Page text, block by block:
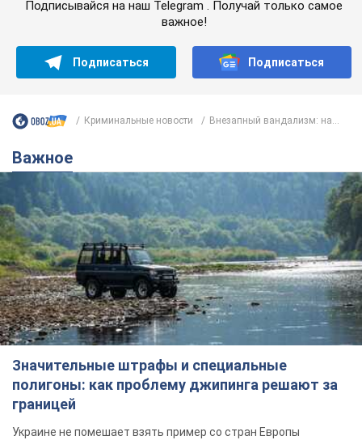
Подписывайся на наш Telegram . Получай только самое
важное!
Подписаться Подписаться
Криминальные новости Внезапный вандализм: на...
Важное
Значительные штрафы и специальные
полигоны: как проблему джипинга решают за
границей
Украине не помешает взять пример со стран Европы